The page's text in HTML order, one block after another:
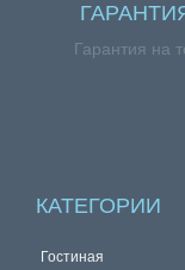
Гарантия на
КАТЕГОРИИ
Гостиная